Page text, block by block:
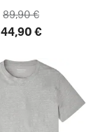
89,90 €
44,90 €